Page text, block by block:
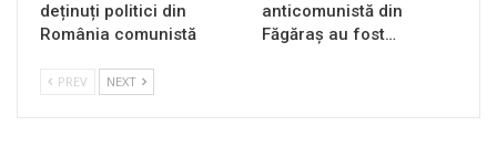
deținuți politici din
România comunistă
anticomunistă din
Făgăraș au fost…
PREV NEXT